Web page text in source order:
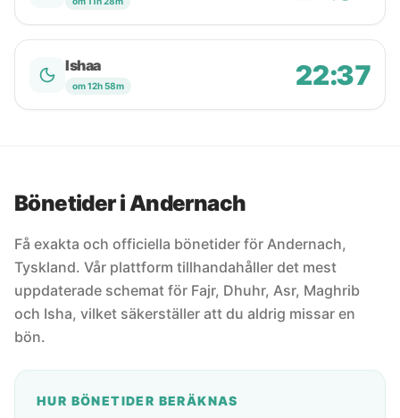
Ishaa
om 12h 58m 22:37
Bönetider i Andernach
Få exakta och officiella bönetider för Andernach,
Tyskland. Vår plattform tillhandahåller det mest
uppdaterade schemat för Fajr, Dhuhr, Asr, Maghrib
och Isha, vilket säkerställer att du aldrig missar en
bön.
HUR BÖNETIDER BERÄKNAS